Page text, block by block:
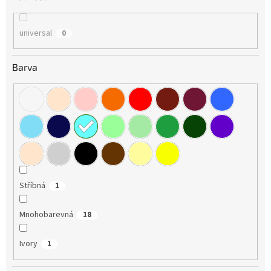
universal 0
Barva
Stříbná 1
Mnohobarevná 18
Ivory 1